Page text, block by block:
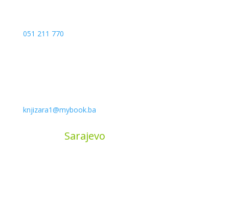
051 211 770
knjizara1@mybook.ba
Sarajevo